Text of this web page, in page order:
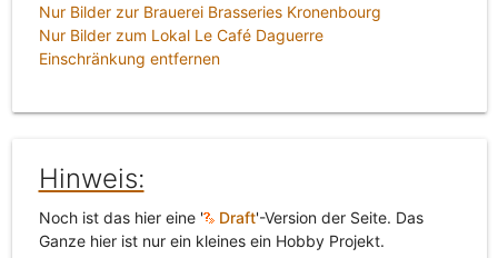
Nur Bilder zur Brauerei Brasseries Kronenbourg
Nur Bilder zum Lokal Le Café Daguerre
Einschränkung entfernen
Hinweis:
Noch ist das hier eine ' Draft'-Version der Seite. Das
Ganze hier ist nur ein kleines ein Hobby Projekt.